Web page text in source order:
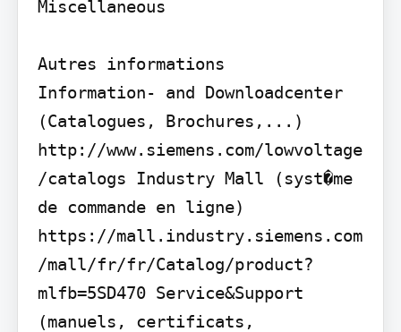
Miscellaneous
Autres informations
Information- and Downloadcenter
(Catalogues, Brochures,...)
http://www.siemens.com/lowvoltage
/catalogs Industry Mall (syst�me
de commande en ligne)
https://mall.industry.siemens.com
/mall/fr/fr/Catalog/product?
mlfb=5SD470 Service&Support
(manuels, certificats,